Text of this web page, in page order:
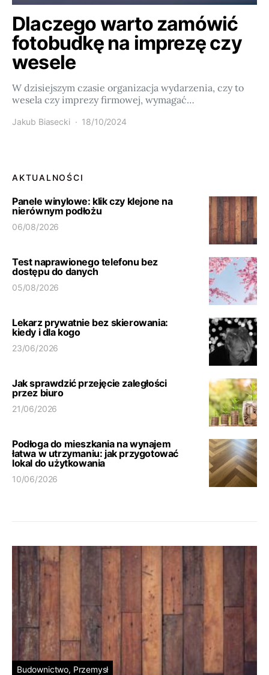
Dlaczego warto zamówić
fotobudkę na imprezę czy
wesele
W dzisiejszym czasie organizacja wydarzenia, czy to
wesela czy imprezy firmowej, wymagać…
Jakub Biasecki 18/10/2024
AKTUALNOŚCI
Panele winylowe: klik czy klejone na
nierównym podłożu
06/08/2026
Test naprawionego telefonu bez
dostępu do danych
05/08/2026
Lekarz prywatnie bez skierowania:
kiedy i dla kogo
23/06/2026
Jak sprawdzić przejęcie zaległości
przez biuro
21/06/2026
Podłoga do mieszkania na wynajem
łatwa w utrzymaniu: jak przygotować
lokal do użytkowania
10/06/2026
Budownictwo, Przemysł